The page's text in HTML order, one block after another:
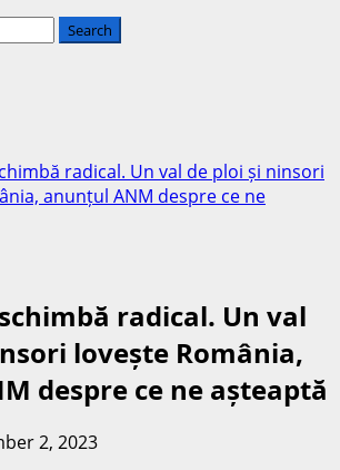
radical. Un val de ploi și ninsori
anunțul ANM despre ce ne
radical. Un val
lovește România,
despre ce ne așteaptă
2, 2023